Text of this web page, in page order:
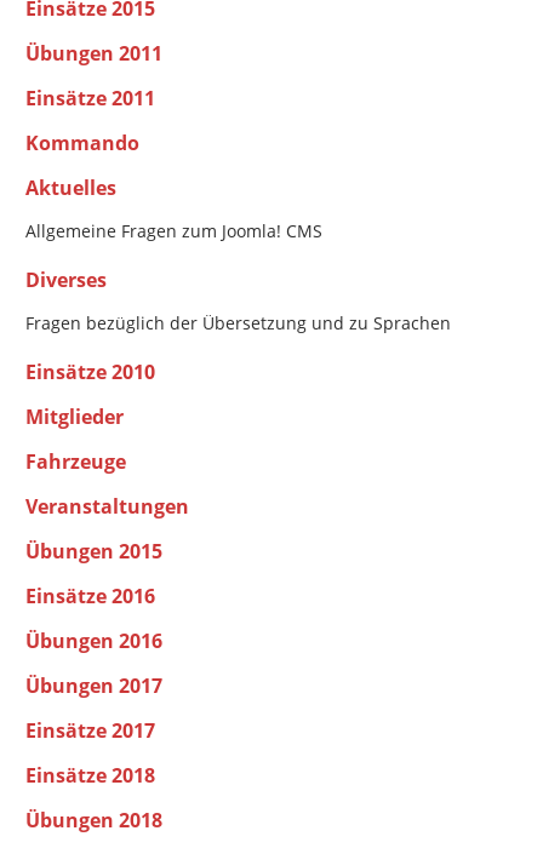
Einsätze 2015
Übungen 2011
Einsätze 2011
Kommando
Aktuelles
Allgemeine Fragen zum Joomla! CMS
Diverses
Fragen bezüglich der Übersetzung und zu Sprachen
Einsätze 2010
Mitglieder
Fahrzeuge
Veranstaltungen
Übungen 2015
Einsätze 2016
Übungen 2016
Übungen 2017
Einsätze 2017
Einsätze 2018
Übungen 2018